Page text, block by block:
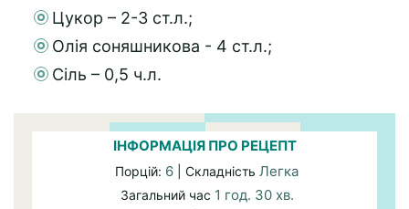
Цукор – 2-3 ст.л.;
Олія соняшникова - 4 ст.л.;
Сіль – 0,5 ч.л.
ІНФОРМАЦІЯ ПРО РЕЦЕПТ
Порцій: 6 | Складність Легка
Загальний час 1 год. 30 хв.